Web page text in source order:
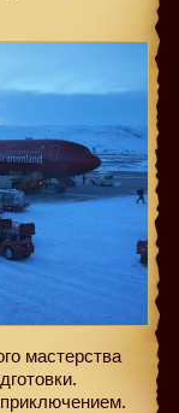
мастерства